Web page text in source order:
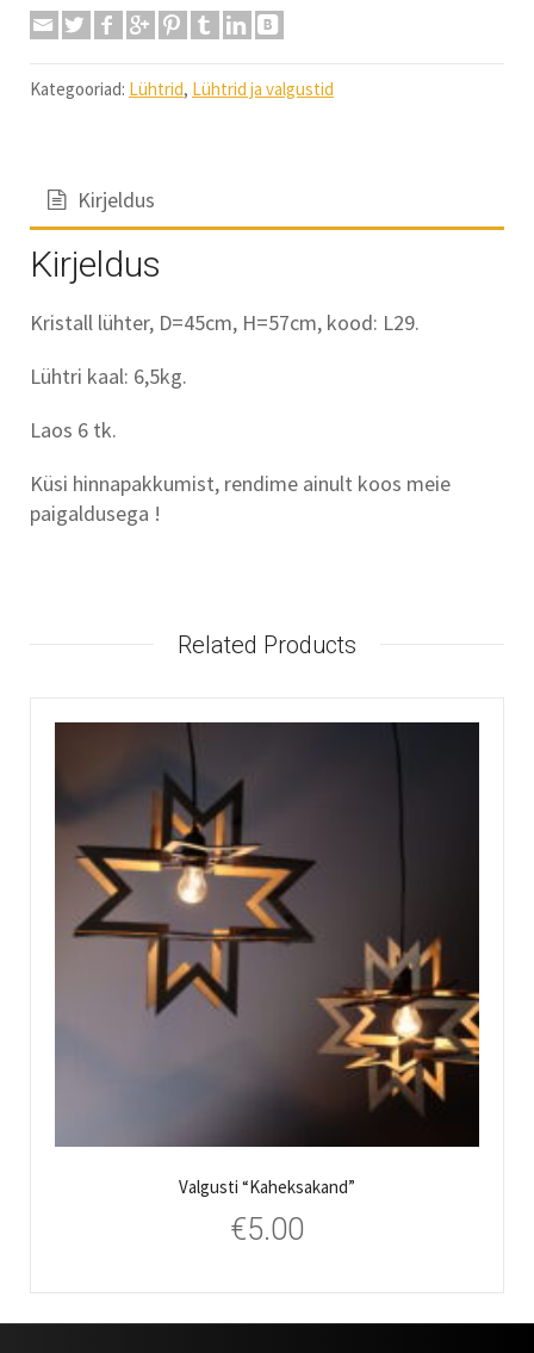
Kategooriad: Lühtrid, Lühtrid ja valgustid
Kirjeldus
Kirjeldus
Kristall lühter, D=45cm, H=57cm, kood: L29.
Lühtri kaal: 6,5kg.
Laos 6 tk.
Küsi hinnapakkumist, rendime ainult koos meie
paigaldusega !
Related Products
Valgusti “Kaheksakand”
€5.00